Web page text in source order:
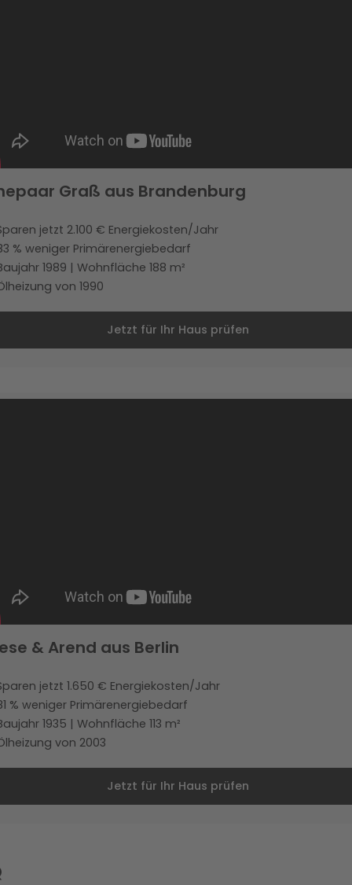
Graß aus Brandenburg
jetzt 2.100 € Energiekosten/Jahr
% weniger Primärenergiebedarf
1989 | Wohnfläche 188 m²
von 1990
Jetzt für Ihr Haus prüfen
& Arend aus Berlin
jetzt 1.650 € Energiekosten/Jahr
% weniger Primärenergiebedarf
1935 | Wohnfläche 113 m²
von 2003
Jetzt für Ihr Haus prüfen